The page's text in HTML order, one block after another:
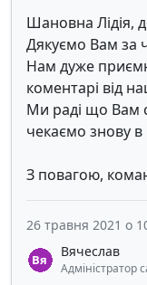
Шановна Лідія,
Дякуємо Вам за
Нам дуже
коментарі від
Ми раді що Вам
чекаємо знову в
З повагою,
Вячеслав
Адміністратор
26 травня 2021 о